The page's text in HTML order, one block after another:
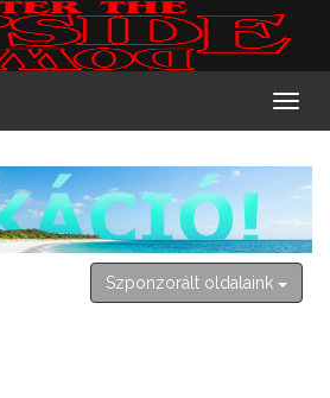
2026. augusztus 8. szombat
László
Szponzorált oldalaink